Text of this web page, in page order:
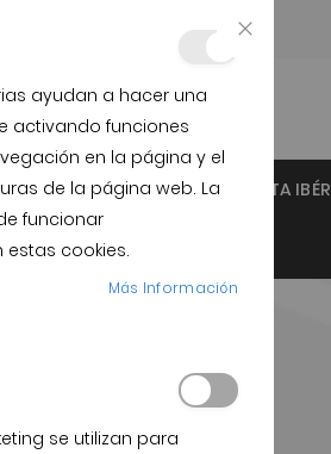
DE GUIJUELO PALETA
ayudan a hacer una
activando funciones
en la página y el
de la página web. La
funcionar
cookies.
Más Información
se utilizan para